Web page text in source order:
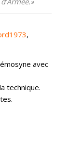
,
avec
technique.